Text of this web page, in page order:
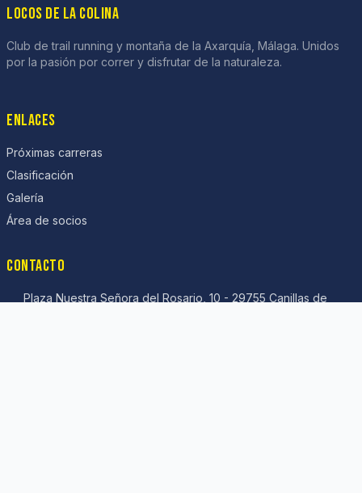
LOCOS DE LA COLINA
Club de trail running y montaña de la Axarquía, Málaga. Unidos
por la pasión por correr y disfrutar de la naturaleza.
ENLACES
Próximas carreras
Clasificación
Galería
Área de socios
CONTACTO
Plaza Nuestra Señora del Rosario, 10 - 29755 Canillas de